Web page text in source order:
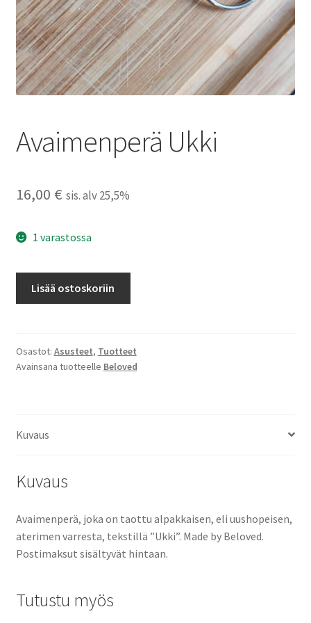
Avaimenperä Ukki
16,00 € sis. alv 25,5%
1 varastossa
Lisää ostoskoriin
Osastot: Asusteet, Tuotteet
Avainsana tuotteelle Beloved
Kuvaus
Kuvaus
Avaimenperä, joka on taottu alpakkaisen, eli uushopeisen,
aterimen varresta, tekstillä ”Ukki”. Made by Beloved.
Postimaksut sisältyvät hintaan.
Tutustu myös